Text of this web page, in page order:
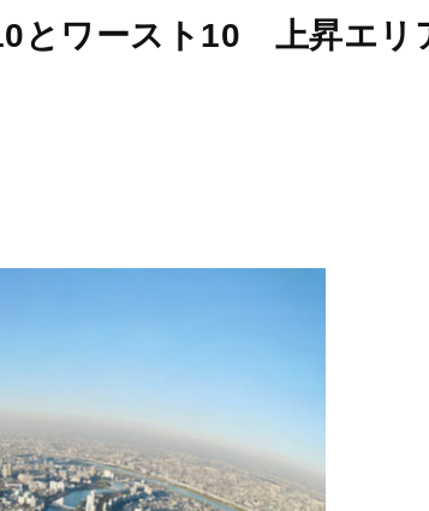
とワースト10 上昇エリ